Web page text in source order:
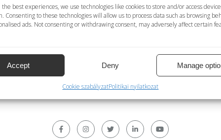
best experiences, we use technologies like cookies to store and/or access device
Consenting to these technologies will allow us to process data such as browsing
ads. Not consenting or withdrawing consent, may adversely affect certain
Accept Deny Manage
Cookie szabályzatPolitikai nyilatkozat
áll; NEM = geokódolási szolgáltatás nem áll rendelkezésre
rendelkezésre áll; NEM = ismétlések törlése szolgáltatás
betűk; Nemzetközi = nemzetközi formátum. Mindegyik